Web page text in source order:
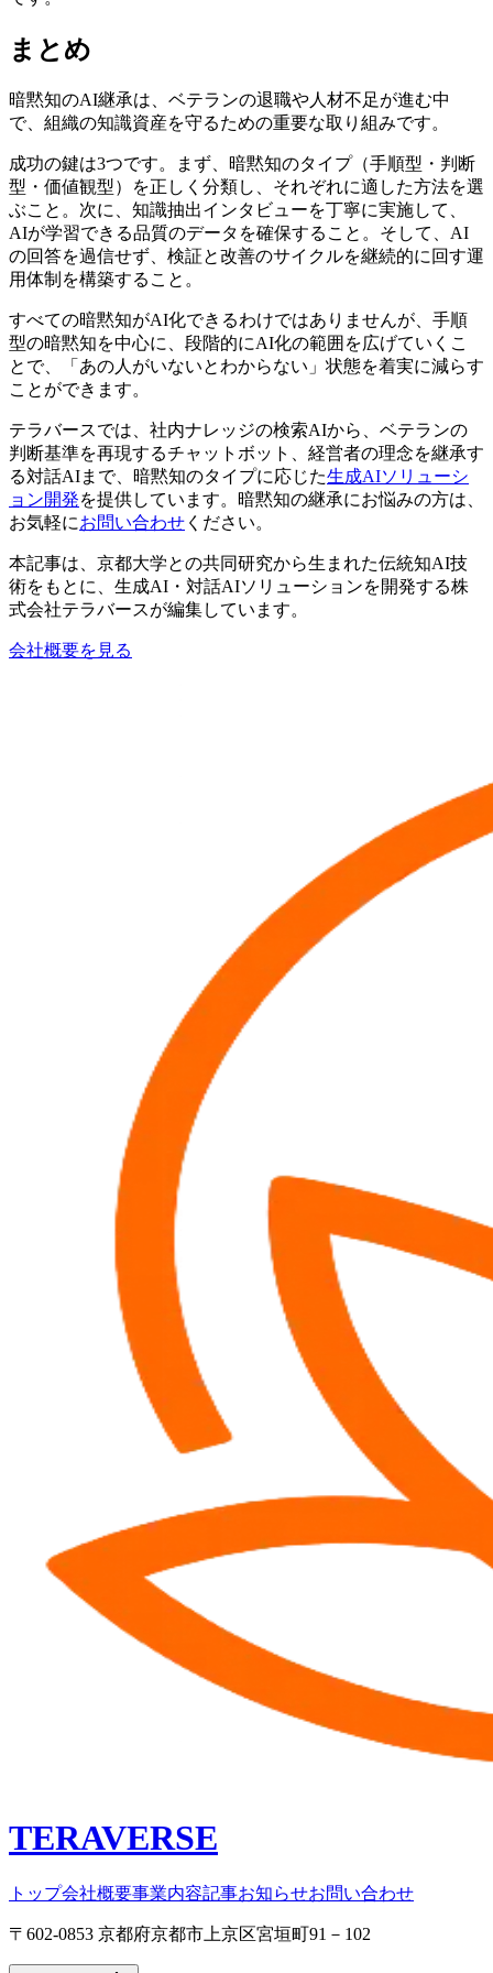
まとめ
暗黙知のAI継承は、ベテランの退職や人材不足が進む中
で、組織の知識資産を守るための重要な取り組みです。
成功の鍵は3つです。まず、暗黙知のタイプ（手順型・判断
型・価値観型）を正しく分類し、それぞれに適した方法を選
ぶこと。次に、知識抽出インタビューを丁寧に実施して、
AIが学習できる品質のデータを確保すること。そして、AI
の回答を過信せず、検証と改善のサイクルを継続的に回す運
用体制を構築すること。
すべての暗黙知がAI化できるわけではありませんが、手順
型の暗黙知を中心に、段階的にAI化の範囲を広げていくこ
とで、「あの人がいないとわからない」状態を着実に減らす
ことができます。
テラバースでは、社内ナレッジの検索AIから、ベテランの
判断基準を再現するチャットボット、経営者の理念を継承す
る対話AIまで、暗黙知のタイプに応じた生成AIソリューシ
ョン開発を提供しています。暗黙知の継承にお悩みの方は、
お気軽にお問い合わせ ください。
本記事は、京都大学との共同研究から生まれた伝統知AI技
術をもとに、生成AI・対話AIソリューションを開発する株
式会社テラバースが編集しています。
会社概要を見る
TERAVERSE
トップ会社概要事業内容記事お知らせお問い合わせ
〒602-0853 京都府京都市上京区宮垣町91－102